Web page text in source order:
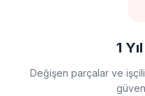
1
Değişen parçalar ve